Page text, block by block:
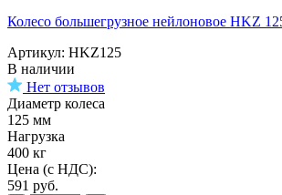
Колесо большегрузное нейлоновое HKZ
Артикул: HKZ125
В наличии
Нет отзывов
Диаметр колеса
125 мм
Нагрузка
400 кг
Цена (с НДС):
591 руб.